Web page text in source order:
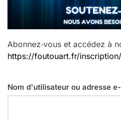
Abonnez‑vous et accédez à
https://foutouart.fr/inscription/
Nom d'utilisateur ou adresse